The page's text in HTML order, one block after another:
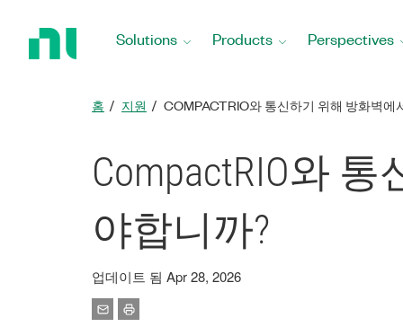
Solutions Products Perspectives
홈 지원 COMPACTRIO와 통신하기 위해 방화벽에
CompactRIO와
야합니까?
업데이트 됨 Apr 28, 2026